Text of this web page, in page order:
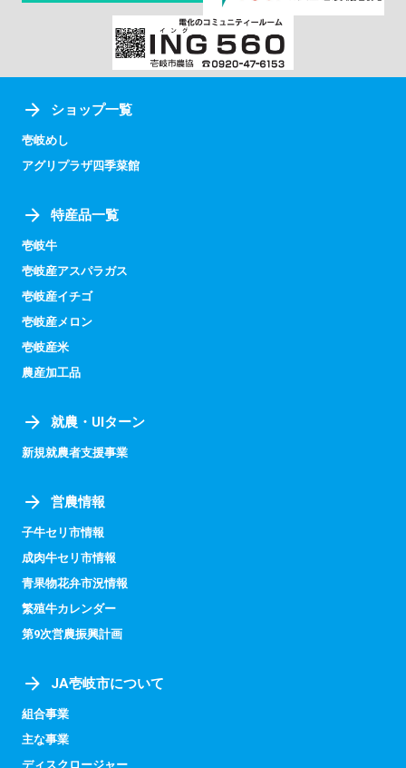
ショップ一覧
壱岐めし
アグリプラザ四季菜館
特産品一覧
壱岐牛
壱岐産アスパラガス
壱岐産イチゴ
壱岐産メロン
壱岐産米
農産加工品
就農・UIターン
新規就農者支援事業
営農情報
子牛セリ市情報
成肉牛セリ市情報
青果物花弁市況情報
繁殖牛カレンダー
第9次営農振興計画
JA壱岐市について
組合事業
主な事業
ディスクロージャー